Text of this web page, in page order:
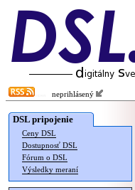
neprihlásený
DSL pripojenie
Ceny DSL
Dostupnosť DSL
Fórum o DSL
Výsledky meraní